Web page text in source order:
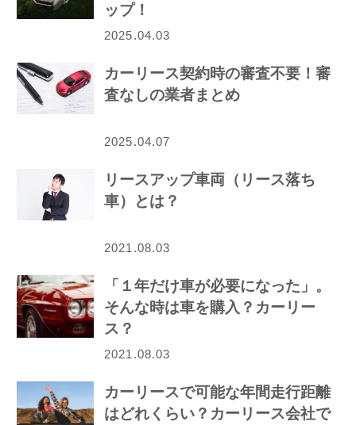
ップ！
2025.04.03
カーリース契約時の審査不要！審
査なしの業者まとめ
2025.04.07
リースアップ車両（リース落ち
車）とは？
2021.08.03
「１年だけ車が必要になった」。
そんな時は車を購入？カーリー
ス？
2021.08.03
カーリースで可能な年間走行距離
はどれくらい？カーリース会社で